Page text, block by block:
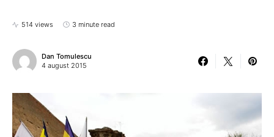
514 views 3 minute read
Dan Tomulescu
4 august 2015